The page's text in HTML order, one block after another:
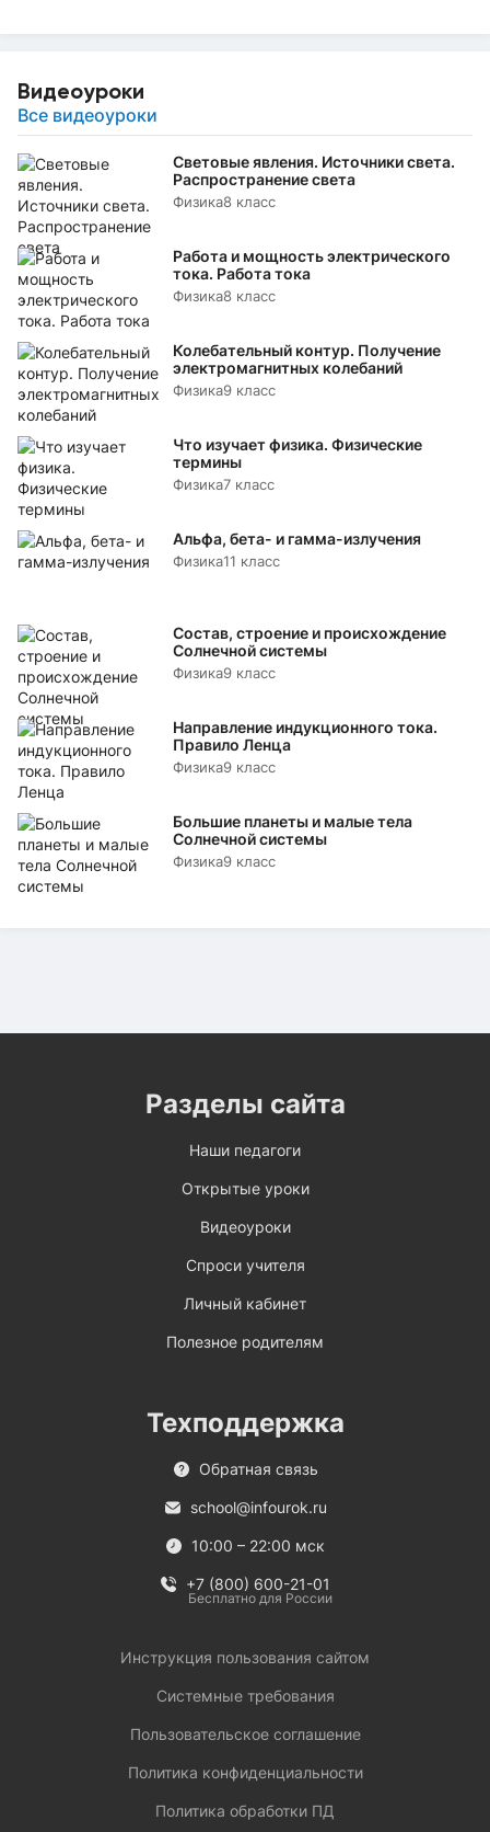
Видеоуроки
Все видеоуроки
Световые явления. Источники света.
Распространение света
Физика8 класс
Работа и мощность электрического
тока. Работа тока
Физика8 класс
Колебательный контур. Получение
электромагнитных колебаний
Физика9 класс
Что изучает физика. Физические
термины
Физика7 класс
Альфа, бета- и гамма-излучения
Физика11 класс
Состав, строение и происхождение
Солнечной системы
Физика9 класс
Направление индукционного тока.
Правило Ленца
Физика9 класс
Большие планеты и малые тела
Солнечной системы
Физика9 класс
Разделы сайта
Наши педагоги
Открытые уроки
Видеоуроки
Спроси учителя
Личный кабинет
Полезное родителям
Техподдержка
Обратная связь
school@infourok.ru
10:00 – 22:00 мск
+7 (800) 600-21-01
Бесплатно для России
Инструкция пользования сайтом
Системные требования
Пользовательское соглашение
Политика конфиденциальности
Политика обработки ПД